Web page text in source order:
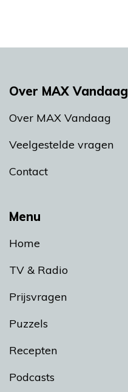
Menu
Home
TV & Radio
Prijsvragen
Puzzels
Recepten
Podcasts
Over MAX Vandaag
Over MAX Vandaag
Veelgestelde vragen
Contact